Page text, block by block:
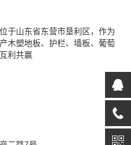
于山东省东营市垦利区，作为
木塑地板、护栏、墙板、葡萄
利共赢